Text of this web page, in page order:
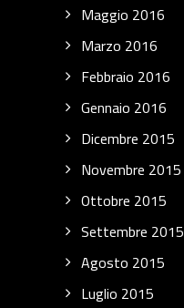
Maggio 2016
Marzo 2016
Febbraio 2016
Gennaio 2016
Dicembre 2015
Novembre 2015
Ottobre 2015
Settembre 2015
Agosto 2015
Luglio 2015